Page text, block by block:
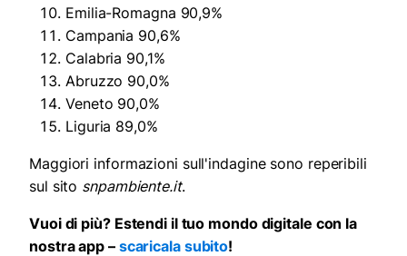
Emilia-Romagna 90,9%
Campania 90,6%
Calabria 90,1%
Abruzzo 90,0%
Veneto 90,0%
Liguria 89,0%
Maggiori informazioni sull'indagine sono reperibili
sul sito snpambiente.it.
Vuoi di più? Estendi il tuo mondo digitale con la
nostra app – scaricala subito!